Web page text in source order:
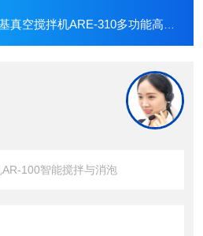
空搅拌机ARE-310多功能高除泡